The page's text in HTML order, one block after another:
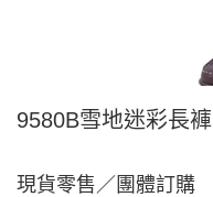
9580B雪地迷彩長褲
現貨零售／團體訂購